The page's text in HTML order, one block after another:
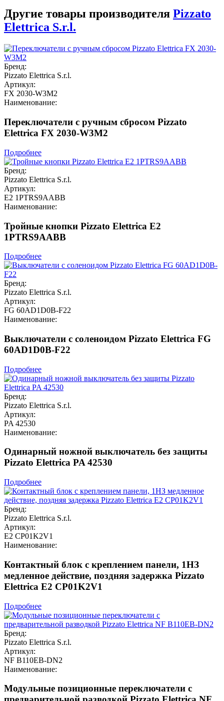
Другие товары производителя Pizzato
Elettrica S.r.l.
Бренд:
Pizzato Elettrica S.r.l.
Артикул:
FX 2030-W3M2
Наименование:
Переключатели с ручным сбросом Pizzato
Elettrica FX 2030-W3M2
Подробнее
Бренд:
Pizzato Elettrica S.r.l.
Артикул:
E2 1PTRS9AABB
Наименование:
Тройные кнопки Pizzato Elettrica E2
1PTRS9AABB
Подробнее
Бренд:
Pizzato Elettrica S.r.l.
Артикул:
FG 60AD1D0B-F22
Наименование:
Выключатели с соленоидом Pizzato Elettrica FG
60AD1D0B-F22
Подробнее
Бренд:
Pizzato Elettrica S.r.l.
Артикул:
PA 42530
Наименование:
Одинарный ножной выключатель без защиты
Pizzato Elettrica PA 42530
Подробнее
Бренд:
Pizzato Elettrica S.r.l.
Артикул:
E2 CP01K2V1
Наименование:
Контактный блок с креплением панели, 1НЗ
медленное действие, поздняя задержка Pizzato
Elettrica E2 CP01K2V1
Подробнее
Бренд:
Pizzato Elettrica S.r.l.
Артикул:
NF B110EB-DN2
Наименование:
Модульные позиционные переключатели с